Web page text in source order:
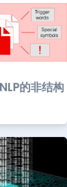
的非结构